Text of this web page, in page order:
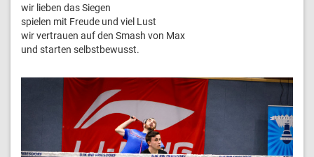
wir lieben das Siegen
spielen mit Freude und viel Lust
wir vertrauen auf den Smash von Max
und starten selbstbewusst.